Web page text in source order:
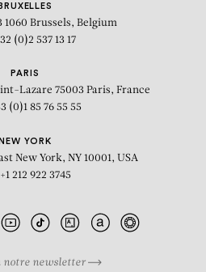
TAKAEZU
Mercer
BRUXELLES
1060 Brussels, Belgium
(0)2 537 13 17
PARIS
Lazare 75003 Paris, France
(0)1 85 76 55 55
NEW YORK
New York, NY 10001, USA
212 922 3745
notre newsletter